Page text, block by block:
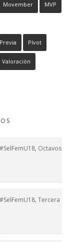
Movember MVP
Previa Pívot
Valoración
Octavos
Tercera